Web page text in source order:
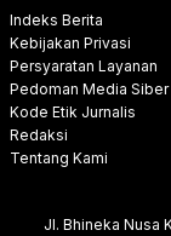
Indeks Berita
Kebijakan Privasi
Persyaratan Layanan
Pedoman Media Siber
Kode Etik Jurnalis
Redaksi
Tentang Kami
Jl. Bhineka Nusa